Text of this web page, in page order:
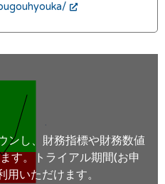
ンし、財務指標や財務数値
す。トライアル期間(お申
いただけます。